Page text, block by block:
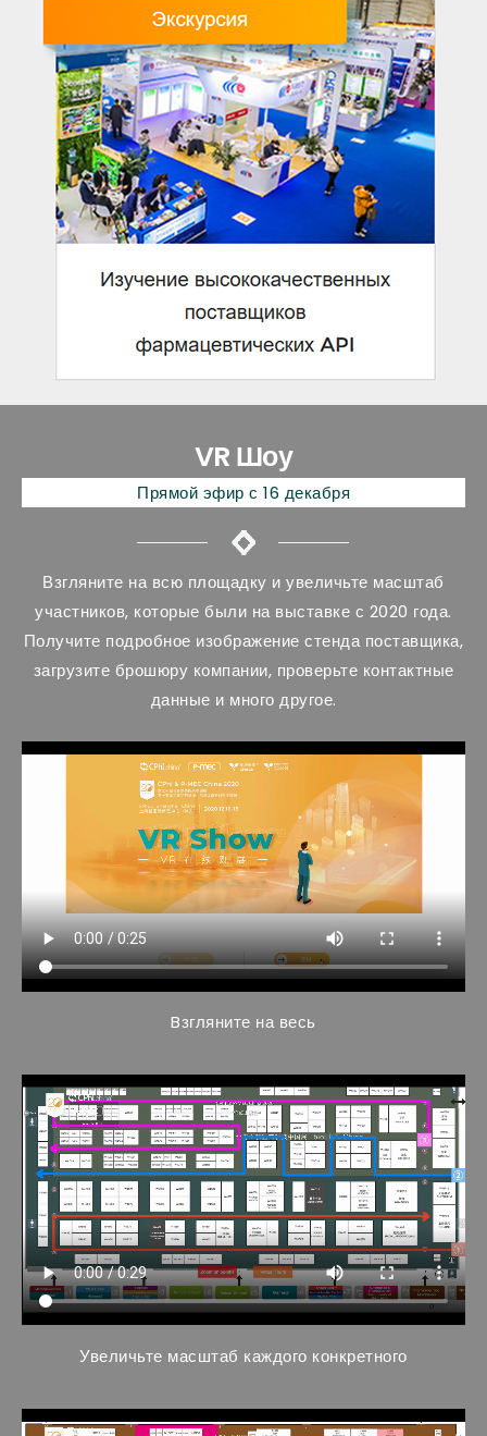
VR Шоу
Прямой эфир с 16 декабря
Взгляните на всю площадку и увеличьте масштаб
участников, которые были на выставке с 2020 года.
Получите подробное изображение стенда поставщика,
загрузите брошюру компании, проверьте контактные
данные и много другое.
Bзгляните на весь
Увеличьте масштаб каждого конкретного